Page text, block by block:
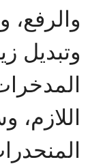
والرفع،
وتبديل